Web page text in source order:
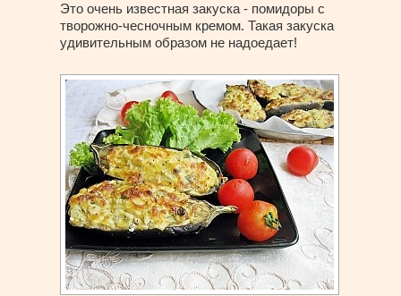
Это очень известная закуска - помидоры с
творожно-чесночным кремом. Такая закуска
удивительным образом не надоедает!